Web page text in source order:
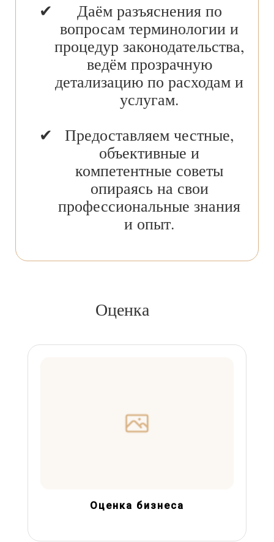
Даём разъяснения по
вопросам терминологии и
процедур законодательства,
ведём прозрачную
детализацию по расходам и
услугам.
Предоставляем честные,
объективные и
компетентные советы
опираясь на свои
профессиональные знания
и опыт.
Оценка
Оценка бизнеса